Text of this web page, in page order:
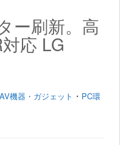
ー刷新。高
応 LG
AV機器・ガジェット ・ PC環